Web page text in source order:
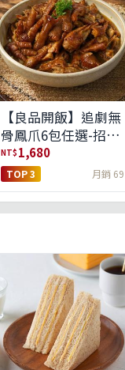
【良品開飯】追劇無
骨鳳爪6包任選-招牌
原味/濃濃蒜香/過癮
麻辣(免運組)
NT$ 1,680
TOP 3 月銷 69